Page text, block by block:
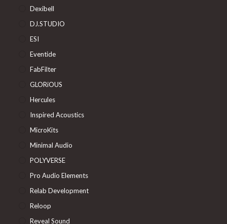
Dexibell
DJ.STUDIO
ESI
Eventide
FabFilter
GLORiOUS
Hercules
Inspired Acoustics
MicroKits
Minimal Audio
POLYVERSE
Pro Audio Elements
Relab Development
Reloop
Reveal Sound